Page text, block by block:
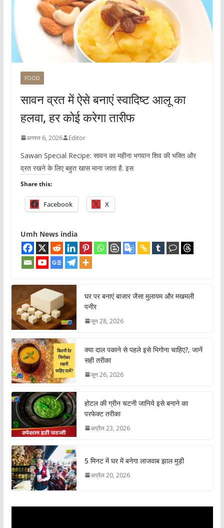
FOOD
सावन व्रत में ऐसे बनाएं स्वादिष्ट आलू का
हलवा, हर कोई करेगा तारीफ
अगस्त 6, 2026 Editor
Sawan Special Recipe: सावन का महीना भगवान शिव की भक्ति और
व्रत रखने के लिए बहुत खास माना जाता है. इस
Share this:
Facebook X
Umh News india
घर पर बनाएं बाजार जैसा मुलायम और मखमली
पनीर
जून 28, 2026
क्या दाल पकाने से पहले इसे भिगोना चाहिए?, जानें
सही तरीका
जून 26, 2026
होटल की ग्रीन चटनी जानिये इसे बनाने का
परफेक्ट तरीका
अप्रैल 23, 2026
5 मिनट में घर में बनेगा लाजवाब झाल मुड़ी
अप्रैल 20, 2026